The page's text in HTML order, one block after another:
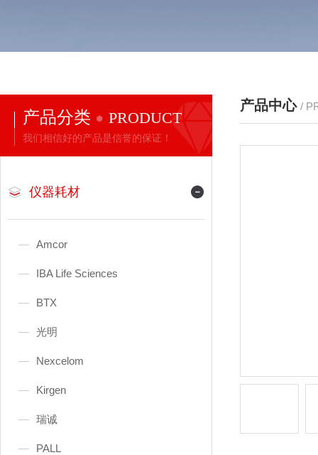
产品分类 PRODUCT
我们相信好的产品是信誉的保证！
仪器耗材
Amcor
IBA Life Sciences
BTX
光明
Nexcelom
Kirgen
瑞诚
PALL
产品中心 /